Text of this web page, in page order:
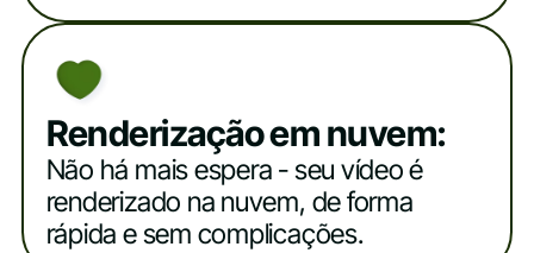
Renderização em nuvem:
Não há mais espera - seu vídeo é
renderizado na nuvem, de forma
rápida e sem complicações.